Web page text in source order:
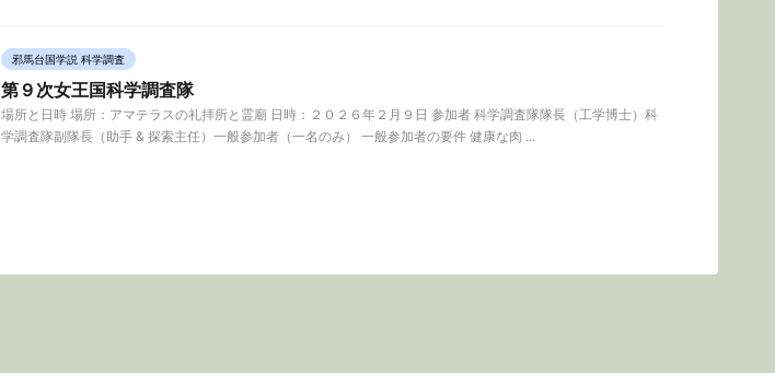
邪馬台国学説 科学調査
第９次女王国科学調査隊
場所と日時 場所：アマテラスの礼拝所と霊廟 日時：２０２６年２月９日 参加者 科学調査隊隊長（工学博士）科
学調査隊副隊長（助手 & 探索主任）一般参加者（一名のみ） 一般参加者の要件 健康な肉 ...